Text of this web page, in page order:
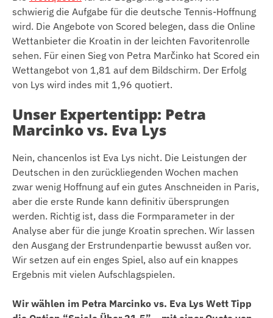
schwierig die Aufgabe für die deutsche Tennis-Hoffnung
wird. Die Angebote von Scored belegen, dass die Online
Wettanbieter die Kroatin in der leichten Favoritenrolle
sehen. Für einen Sieg von Petra Marčinko hat Scored ein
Wettangebot von 1,81 auf dem Bildschirm. Der Erfolg
von Lys wird indes mit 1,96 quotiert.
Unser Expertentipp: Petra
Marcinko vs. Eva Lys
Nein, chancenlos ist Eva Lys nicht. Die Leistungen der
Deutschen in den zurückliegenden Wochen machen
zwar wenig Hoffnung auf ein gutes Anschneiden in Paris,
aber die erste Runde kann definitiv übersprungen
werden. Richtig ist, dass die Formparameter in der
Analyse aber für die junge Kroatin sprechen. Wir lassen
den Ausgang der Erstrundenpartie bewusst außen vor.
Wir setzen auf ein enges Spiel, also auf ein knappes
Ergebnis mit vielen Aufschlagspielen.
Wir wählen im Petra Marcinko vs. Eva Lys Wett Tipp